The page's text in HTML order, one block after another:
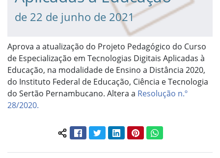
de 22 de junho de 2021
Aprova a atualização do Projeto Pedagógico do Curso
de Especialização em Tecnologias Digitais Aplicadas à
Educação, na modalidade de Ensino a Distância 2020,
do Instituto Federal de Educação, Ciência e Tecnologia
do Sertão Pernambucano. Altera a Resolução n.º
28/2020.
Compartilhar conteúdo:
FacebookTwitterLinkedInPinterestWhatsApp